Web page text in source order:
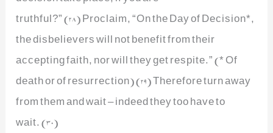
truthful?” (28) Proclaim, “On the Day of Decision*,
the disbelievers will not benefit from their
accepting faith, nor will they get respite.” (* Of
death or of resurrection) (29) Therefore turn away
from them and wait – indeed they too have to
wait. (30)